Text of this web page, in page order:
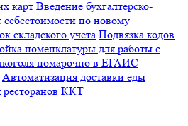
карт Введение бухгалтерско-
себестоимости по новому
складского учета Подвязка кодов
номенклатуры для работы с
помарочно в ЕГАИС
Автоматизация доставки еды
ККТ